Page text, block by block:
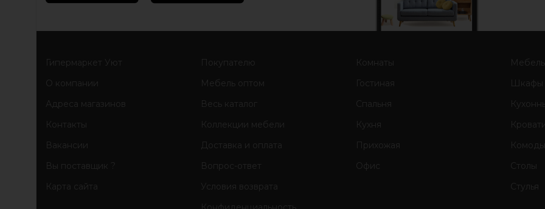
Гипермаркет Уют
О компании
Адреса магазинов
Контакты
Вакансии
Вы поставщик ?
Карта сайта
Покупателю
Мебель оптом
Весь каталог
Коллекции мебели
Доставка и оплата
Вопрос-ответ
Условия возврата
Комнаты
Гостиная
Спальня
Кухня
Прихожая
Офис
Мебель
Шкафы
Столы
Стулья